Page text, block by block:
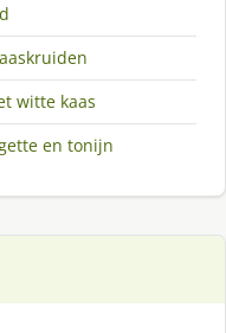
witte kaas
en tonijn